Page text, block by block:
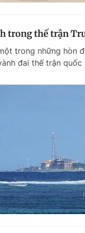
trong thế trận
trong những hòn
đai thế trận quốc